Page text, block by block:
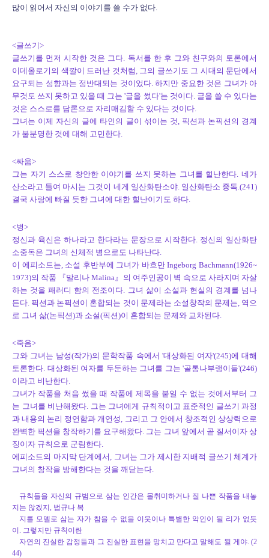
많이 읽어서 자신의 이야기를 쓸 수가 없다.
<글쓰기>
글쓰기를 먼저 시작한 것은 그다. 독서를 한 후 그와 친구와의 토론에서
이데올로기의 색깔이 드러난 것처럼, 그의 글쓰기도 그 시대의 문단에서
요구되는 성향과는 정반대되는 것이었다. 하지만 중요한 것은 그녀가 아
무것도 쓰지 못하고 있을 때 그는 '글을 썼다'는 것이다. 글을 쓸 수 있다는
것은 스스로를 담론으로 자리매김할 수 있다는 것이다.
그녀는 이제 자신의 글에 타인의 글이 섞이는 것, 픽션과 논픽션의 경계
가 불분명한 것에 대해 고민한다.
<싸움>
그는 자기 스스로 창안한 이야기를 쓰지 못하는 그녀를 힐난한다. 네가
산소라고 들여 마시는 그것이 네게 일산화탄소야. 일산화탄소 중독.(241)
결국 사랑에 빠질 듯한 그녀에 대한 힐난이기도 하다.
<병>
정신과 육신은 하나라고 한다라는 문장으로 시작한다. 정신의 일산화탄
소중독은 그녀의 신체적 병으로도 나타난다.
이 에피소드는, 소설 후반부에 그녀가 바흐만 Ingeborg Bachmann(1926~
1973)의 작품 『말리나 Malina』의 여주인공이 벽 속으로 사라지며 자살
하는 것을 패러디 함의 전조이다. 그녀 삶이 소설과 현실의 경계를 넘나
든다. 픽션과 논픽션이 혼합되는 것이 문제라는 소설창작의 문제는, 역으
로 그녀 삶(논픽션)과 소설(픽션)이 혼합되는 문제와 교차된다.
<죽음>
그와 그녀는 남성(작가)의 문학작품 속에서 '대상화된 여자'(245)에 대해
토론한다. 대상화된 여자를 두둔하는 그녀를 그는 '골통나부랭이들'(246)
이라고 비난한다.
그녀가 작품을 처음 썼을 때 작품에 제목을 붙일 수 없는 것에서부터 그
는 그녀를 비난해왔다. 그는 그녀에게 규칙적이고 표준적인 글쓰기 과정
과 내용의 논리 정연함과 개연성, 그리고 그 안에서 창조적인 상상력으로
완벽한 픽션을 창작하기를 요구해왔다. 그는 그녀 앞에서 곧 질서이자 상
징이자 규칙으로 군림한다.
에피소드의 마지막 단계에서, 그녀는 그가 제시한 지배적 글쓰기 체계가
그녀의 창작을 방해한다는 것을 깨닫는다.
규칙들을 자신의 규범으로 삼는 인간은 몰취미하거나 질 나쁜 작품을 내놓
지는 않겠지, 법규나 복
지를 모델로 삼는 자가 참을 수 없을 이웃이나 특별한 악인이 될 리가 없듯
이. 그렇지만 규칙이란
자연의 진실한 감정들과 그 진실한 표현을 망치고 만다고 말해도 될 게야. (2
44)